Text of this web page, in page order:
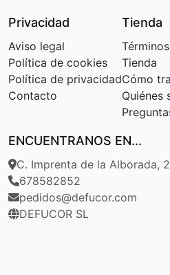
Privacidad
Aviso legal
Política de cookies
Política de privacidad
Contacto
Tienda
Tienda
Cómo
Quiénes
ENCUENTRANOS EN...
C. Imprenta de la Alborada,
678582852
pedidos@defucor.com
DEFUCOR SL